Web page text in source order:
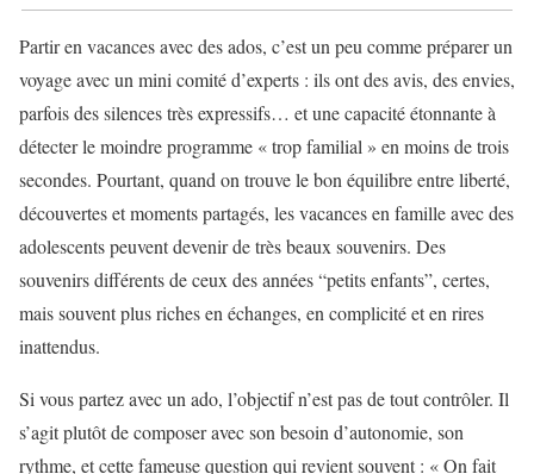
Partir en vacances avec des ados, c’est un peu comme préparer un
voyage avec un mini comité d’experts : ils ont des avis, des envies,
parfois des silences très expressifs… et une capacité étonnante à
détecter le moindre programme « trop familial » en moins de trois
secondes. Pourtant, quand on trouve le bon équilibre entre liberté,
découvertes et moments partagés, les vacances en famille avec des
adolescents peuvent devenir de très beaux souvenirs. Des
souvenirs différents de ceux des années “petits enfants”, certes,
mais souvent plus riches en échanges, en complicité et en rires
inattendus.
Si vous partez avec un ado, l’objectif n’est pas de tout contrôler. Il
s’agit plutôt de composer avec son besoin d’autonomie, son
rythme, et cette fameuse question qui revient souvent : « On fait